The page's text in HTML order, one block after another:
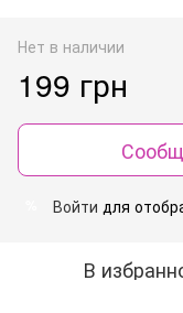
Нет в наличии
199 грн
Войти для
В